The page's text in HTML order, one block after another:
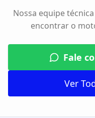
Nossa equipe
encontrar o
Fale
Ver